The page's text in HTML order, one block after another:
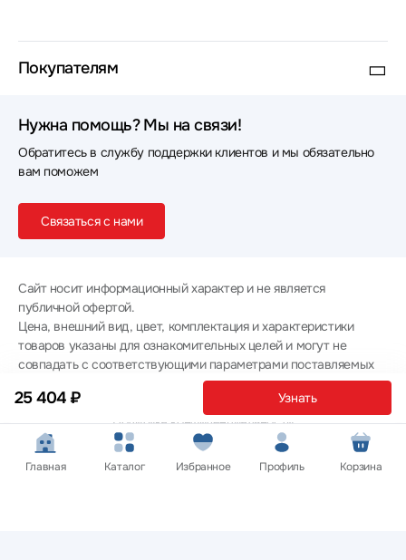
25 404 ₽ Узнать
Покупателям
Нужна помощь? Мы на связи!
Обратитесь в службу поддержки клиентов и мы обязательно
вам поможем
Связаться с нами
Сайт носит информационный характер и не является
публичной офертой.
Цена, внешний вид, цвет, комплектация и характеристики
товаров указаны для ознакомительных целей и могут не
совпадать с соответствующими параметрами поставляемых
товаров - уточняйте информацию у менеджера при
оформлении заказа.
Политика конфиденциальности
© 2012 — 2026 ООО «Эпл Тэк»
Главная Каталог Избранное Профиль Корзина